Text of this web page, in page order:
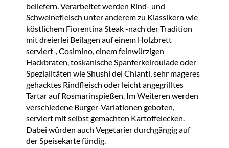
beliefern. Verarbeitet werden Rind- und
Schweinefleisch unter anderem zu Klassikern wie
köstlichem Fiorentina Steak -nach der Tradition
mit dreierlei Beilagen auf einem Holzbrett
serviert-, Cosimino, einem feinwürzigen
Hackbraten, toskanische Spanferkelroulade oder
Spezialitäten wie Shushi del Chianti, sehr mageres
gehacktes Rindfleisch oder leicht angegrilltes
Tartar auf Rosmarinspießen. Im Weiteren werden
verschiedene Burger-Variationen geboten,
serviert mit selbst gemachten Kartoffelecken.
Dabei würden auch Vegetarier durchgängig auf
der Speisekarte fündig.